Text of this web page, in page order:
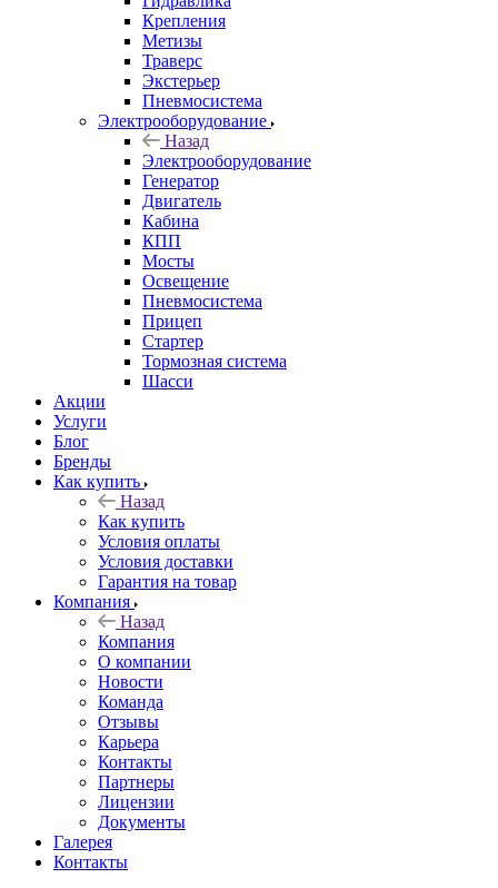
Крепления
Метизы
Траверс
Экстерьер
Пневмосистема
Электрооборудование
Назад
Электрооборудование
Генератор
Двигатель
Кабина
КПП
Мосты
Освещение
Пневмосистема
Прицеп
Стартер
Тормозная система
Шасси
Акции
Услуги
Блог
Бренды
Как купить
Назад
Как купить
Условия оплаты
Условия доставки
Гарантия на товар
Компания
Назад
Компания
О компании
Новости
Команда
Отзывы
Карьера
Контакты
Партнеры
Лицензии
Документы
Галерея
Контакты